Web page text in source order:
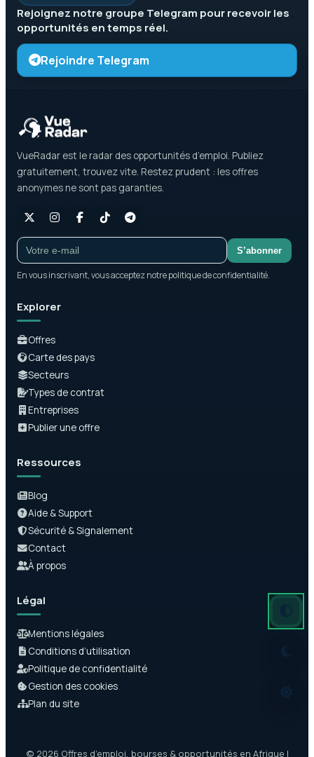
Rejoignez notre groupe Telegram pour recevoir les
opportunités en temps réel.
Rejoindre Telegram
VueRadar est le radar des opportunités d’emploi. Publiez
gratuitement, trouvez vite. Restez prudent : les offres
anonymes ne sont pas garanties.
S’abonner
En vous inscrivant, vous acceptez notre politique de confidentialité.
Explorer
Offres
Carte des pays
Secteurs
Types de contrat
Entreprises
Publier une offre
Ressources
Blog
Aide & Support
Sécurité & Signalement
Contact
À propos
Légal
Mentions légales
Conditions d’utilisation
Politique de confidentialité
Gestion des cookies
Plan du site
© 2026 Offres d’emploi, bourses & opportunités en Afrique |
Mode
Mode
Mode clair